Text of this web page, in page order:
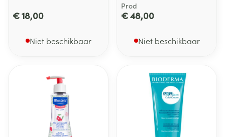
€ 18,00
Niet beschikbaar
Prod
€ 48,00
Niet beschikbaar